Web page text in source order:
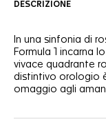
DESCRIZIONE
In una sinfonia di
Formula 1 incarna
vivace quadrante
distintivo orologio
omaggio agli